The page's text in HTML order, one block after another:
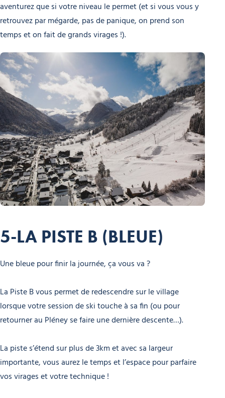
aventurez que si votre niveau le permet (et si vous vous y
retrouvez par mégarde, pas de panique, on prend son
temps et on fait de grands virages !).
5-LA PISTE B (BLEUE)
Une bleue pour finir la journée, ça vous va ?
La Piste B vous permet de redescendre sur le village
lorsque votre session de ski touche à sa fin (ou pour
retourner au Pléney se faire une dernière descente…).
La piste s’étend sur plus de 3km et avec sa largeur
importante, vous aurez le temps et l’espace pour parfaire
vos virages et votre technique !